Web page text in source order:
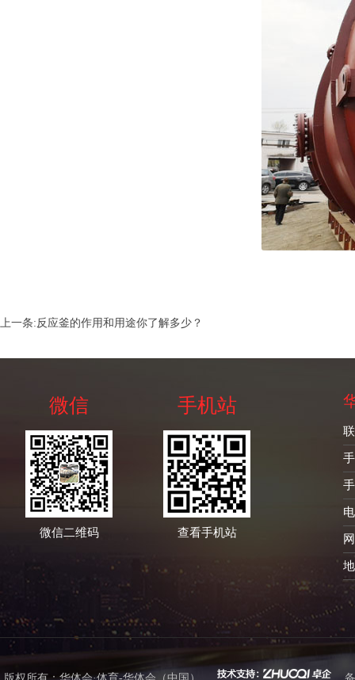
上一条:反应釜的作用和用途你了解多少？
微信
微信二维码
手机站
查看手机站